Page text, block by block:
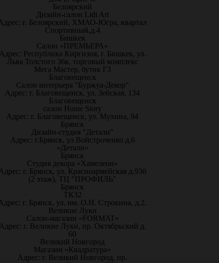
Белоярский
Дизайн-салон Lidi Art
г. Белоярский, ХМАО-Югра, квартал
Спортивный,д.4
Бишкек
Салон «ПРЕМЬЕРА»
Республика Киргизия, г. Бишкек, ул.
Льва Толстого 36к, торговый комплекс
Мега Мастер, бутик Г3
Благовещенск
Салон интерьера "Буржуа-Декор"
Адрес: г. Благовещенск, ул. Зейская, 134
Благовещенск
салон Home Story
Адрес: г. Благовещенск, ул. Мухина, 94
Брянск
Дизайн-студия "Детали"
Адрес: г.Брянск, ул Войстроченко д.6
«Детали»
Брянск
Студия декора «Хамелеон»
г. Брянск, ул. Красноармейская д.93б
(2 этаж), ТЦ "ПРОФИЛЬ"
Брянск
ТК32
г. Брянск, ул. им. О.Н. Строкина, д.2.
Великие Луки
Салон-магазин «FORMAT»
г. Великие Луки, пр. Октябрьский д.
60
Великий Новгород
Магазин «Квадратура»
Адрес: г. Великий Новгород, пр.